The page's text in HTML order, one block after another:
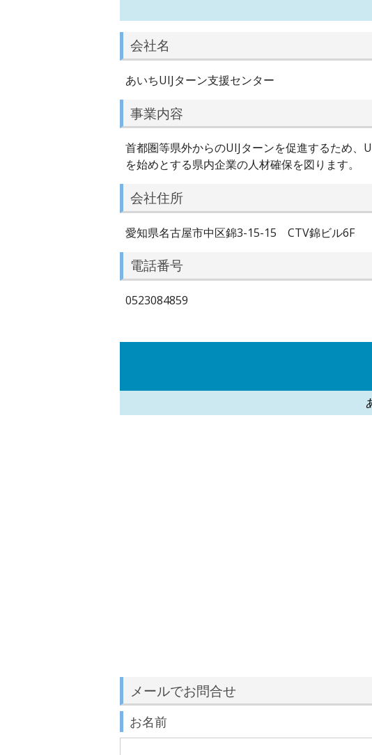
会社名
あいちUIJターン支援センター
事業内容
首都圏等県外からのUIJターンを促進するため
を始めとする県内企業の人材確保を図ります。
会社住所
愛知県名古屋市中区錦3-15-15 CTV錦ビル6F
電話番号
0523084859
メールでお問合せ
お名前